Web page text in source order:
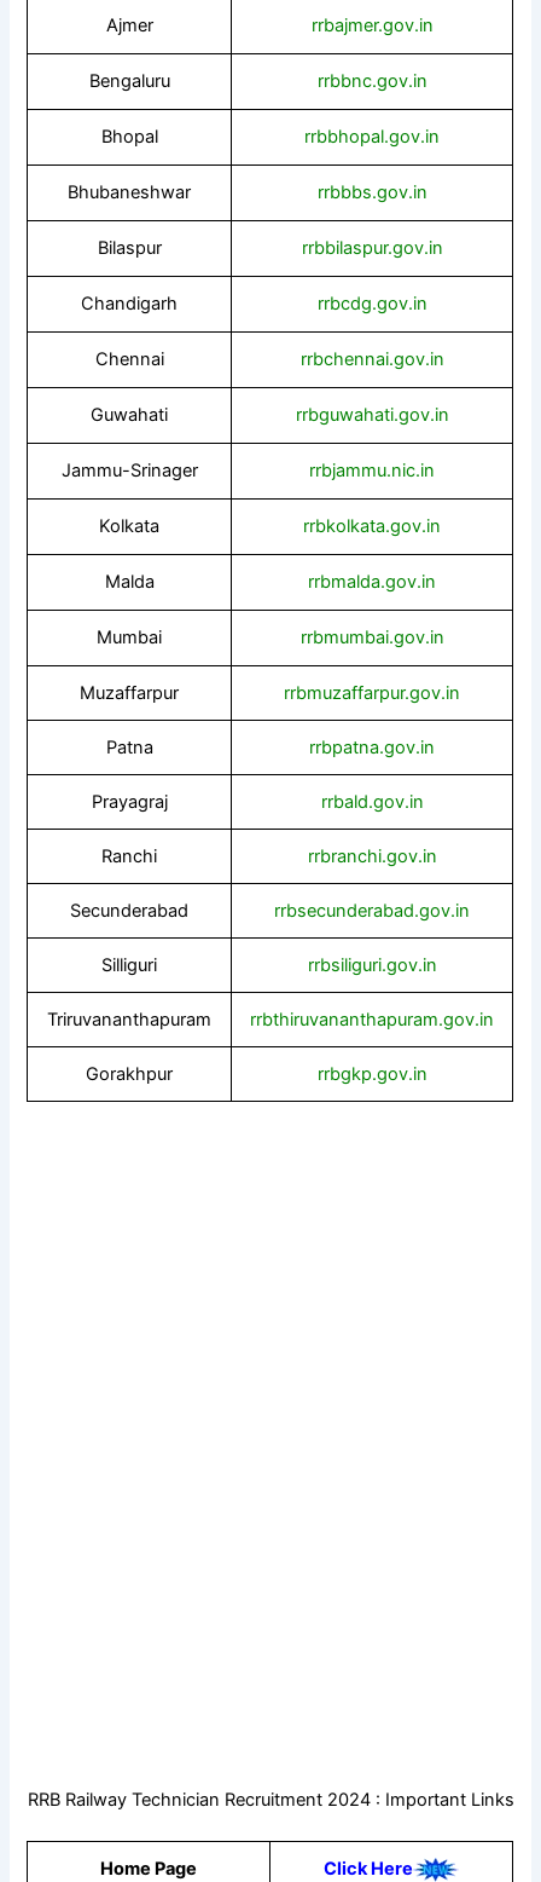
Ajmer rrbajmer.gov.in
Bengaluru rrbbnc.gov.in
Bhopal rrbbhopal.gov.in
Bhubaneshwar rrbbbs.gov.in
Bilaspur rrbbilaspur.gov.in
Chandigarh rrbcdg.gov.in
Chennai rrbchennai.gov.in
Guwahati rrbguwahati.gov.in
Jammu-Srinager rrbjammu.nic.in
Kolkata rrbkolkata.gov.in
Malda rrbmalda.gov.in
Mumbai rrbmumbai.gov.in
Muzaffarpur rrbmuzaffarpur.gov.in
Patna rrbpatna.gov.in
Prayagraj rrbald.gov.in
Ranchi rrbranchi.gov.in
Secunderabad rrbsecunderabad.gov.in
Silliguri rrbsiliguri.gov.in
Triruvananthapuram rrbthiruvananthapuram.gov.in
Gorakhpur rrbgkp.gov.in
RRB Railway Technician Recruitment 2024 : Important Links
Home Page Click Here